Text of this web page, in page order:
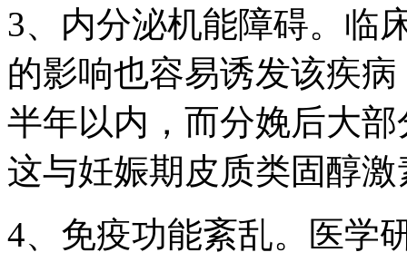
3、内分泌机能障碍。临
的影响也容易诱发该疾
半年以内，而分娩后大
这与妊娠期皮质类固醇
4、免疫功能紊乱。医学